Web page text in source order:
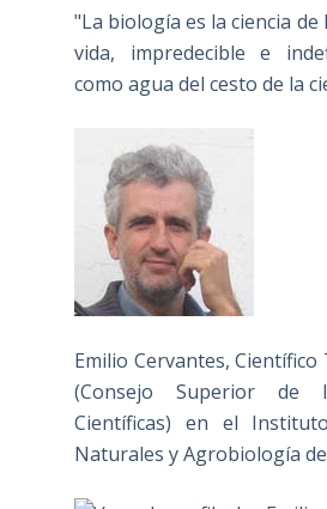
"La biología es la ciencia de
vida, impredecible e
como agua del cesto de la
Emilio Cervantes, Científico
(Consejo Superior de
Científicas) en el
Naturales y Agrobiología de